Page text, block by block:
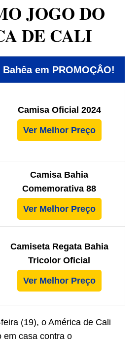
JOGO DO
DE CALI
em PROMOÇÂO!
Camisa Oficial 2024
Ver Melhor Preço
Camisa Bahia
Comemorativa 88
Ver Melhor Preço
Camiseta Regata Bahia
Tricolor Oficial
Ver Melhor Preço
(19), o América de Cali
em casa contra o